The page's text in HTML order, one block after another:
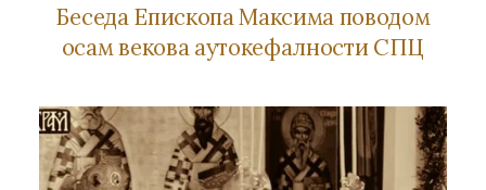
Беседа Епископа Максима поводом
осам векова аутокефалности СПЦ